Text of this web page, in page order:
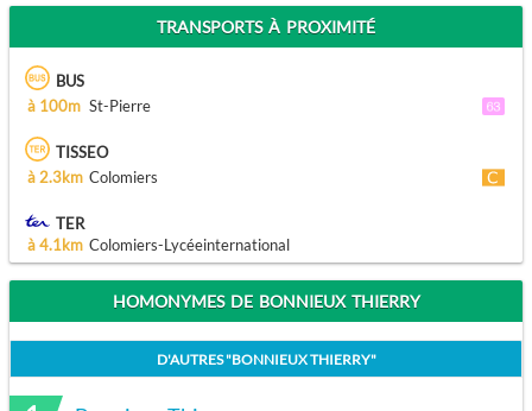
TRANSPORTS À PROXIMITÉ
BUS
à 100m St-Pierre
TISSEO
à 2.3km Colomiers
TER
à 4.1km Colomiers-Lycéeinternational
HOMONYMES DE BONNIEUX THIERRY
D'AUTRES "BONNIEUX THIERRY"